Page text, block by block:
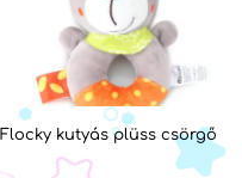
Flocky kutyás plüss csörgő